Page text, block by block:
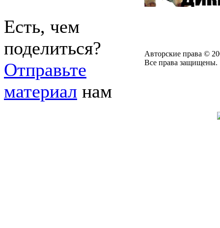
Есть, чем
поделиться?
Отправьте
материал нам
Авторские права ©
Все права защищены.